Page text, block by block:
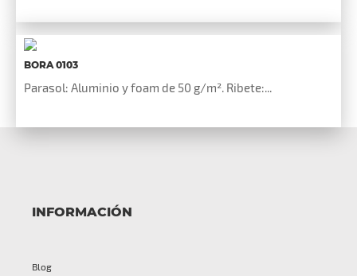
BORA 0103
Parasol: Aluminio y foam de 50 g/m². Ribete:...
INFORMACIÓN
Blog